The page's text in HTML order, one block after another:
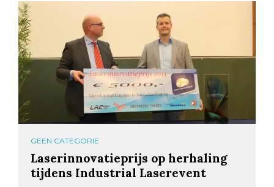
GEEN CATEGORIE
Laserinnovatieprijs op herhaling
tijdens Industrial Laserevent